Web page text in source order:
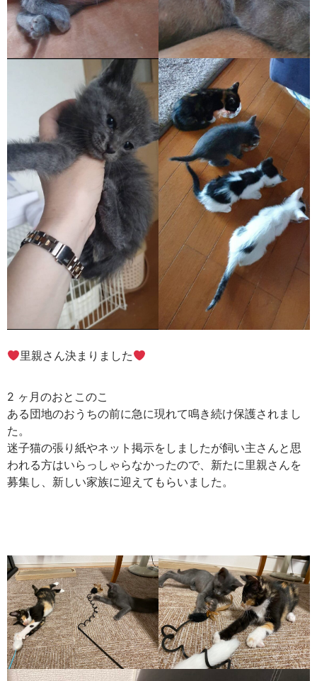
里親さん決まりました
2 ヶ月のおとこのこ
ある団地のおうちの前に急に現れて鳴き続け保護されまし
た。
迷子猫の張り紙やネット掲示をしましたが飼い主さんと思
われる方はいらっしゃらなかったので、新たに里親さんを
募集し、新しい家族に迎えてもらいました。